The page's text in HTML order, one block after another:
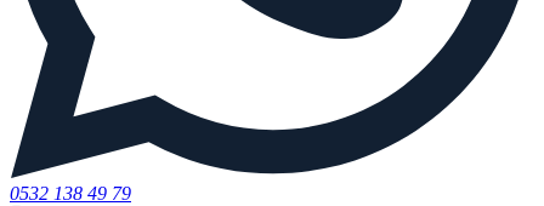
0532 138 49 79